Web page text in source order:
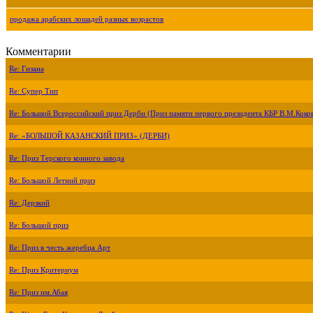
продажа арабских лошадей разных возрастов
Комментарии
Re: Гизана
Re: Супер Тип
Re: Большой Всероссийский приз Дерби (Приз памяти первого президента КБР
Re: «БОЛЬШОЙ КАЗАНСКИЙ ПРИЗ» (ДЕРБИ)
Re: Приз Терского конного завода
Re: Большой Летний приз
Re: Дерзкий
Re: Большой приз
Re: Приз в честь жеребца Арт
Re: Приз Критериум
Re: Приз им.Абая